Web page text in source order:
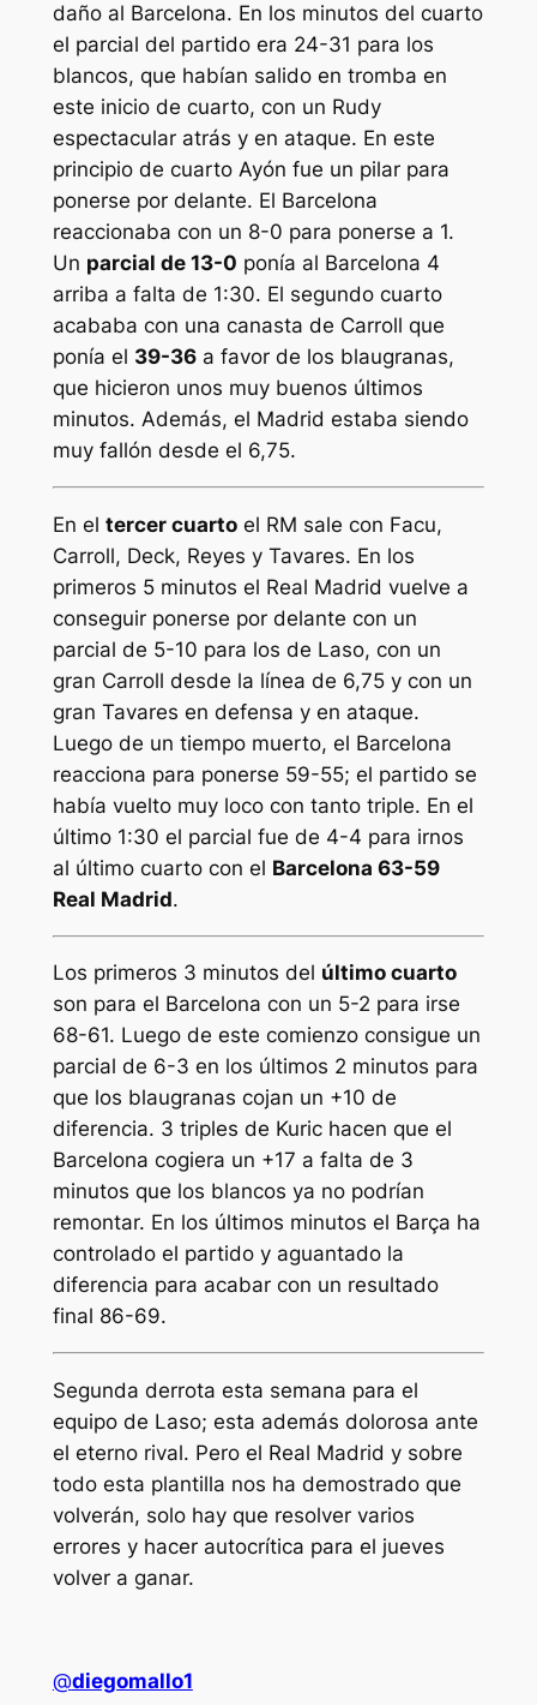
daño al Barcelona. En los minutos del cuarto
el parcial del partido era 24-31 para los
blancos, que habían salido en tromba en
este inicio de cuarto, con un Rudy
espectacular atrás y en ataque. En este
principio de cuarto Ayón fue un pilar para
ponerse por delante. El Barcelona
reaccionaba con un 8-0 para ponerse a 1.
Un parcial de 13-0 ponía al Barcelona 4
arriba a falta de 1:30. El segundo cuarto
acababa con una canasta de Carroll que
ponía el 39-36a favor de los blaugranas,
que hicieron unos muy buenos últimos
minutos. Además, el Madrid estaba siendo
muy fallón desde el 6,75.
En el tercer cuartoel RM sale con Facu,
Carroll, Deck, Reyes y Tavares. En los
primeros 5 minutos el Real Madrid vuelve a
conseguir ponerse por delante con un
parcial de 5-10 para los de Laso, con un
gran Carroll desde la línea de 6,75 y con un
gran Tavares en defensa y en ataque.
Luego de un tiempo muerto, el Barcelona
reacciona para ponerse 59-55; el partido se
había vuelto muy loco con tanto triple. En el
último 1:30 el parcial fue de 4-4 para irnos
al último cuarto con el Barcelona 63-59
Real Madrid.
Los primeros 3 minutos del último cuarto
son para el Barcelona con un 5-2 para irse
68-61. Luego de este comienzo consigue un
parcial de 6-3 en los últimos 2 minutos para
que los blaugranas cojan un +10 de
diferencia. 3 triples de Kuric hacen que el
Barcelona cogiera un +17 a falta de 3
minutos que los blancos ya no podrían
remontar. En los últimos minutos el Barça ha
controlado el partido y aguantado la
diferencia para acabar con un resultado
final 86-69.
Segunda derrota esta semana para el
equipo de Laso; esta además dolorosa ante
el eterno rival. Pero el Real Madrid y sobre
todo esta plantilla nos ha demostrado que
volverán, solo hay que resolver varios
errores y hacer autocrítica para el jueves
volver a ganar.
@diegomallo1